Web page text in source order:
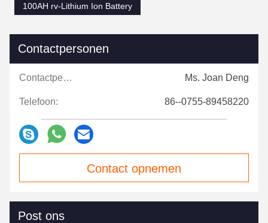
100AH rv-Lithium Ion Battery
Contactpersonen
Contactpersonen: Ms. Joan Deng
Telefoon: 86--0755-89458220
Contact opnemen
Post ons